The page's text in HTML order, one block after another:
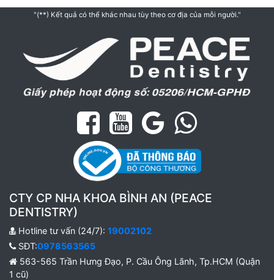
"(**) Kết quả có thể khác nhau tùy theo cơ địa của mỗi người."
CTY CP NHA KHOA BÌNH AN (PEACE
DENTISTRY)
Hotline tư vấn (24/7): 19002102
SĐT:0978563565
563-565 Trần Hưng Đạo, P. Cầu Ông Lãnh, Tp.HCM (Quận
1 cũ)